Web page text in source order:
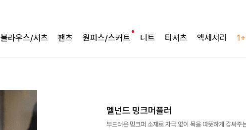
블라우스/셔츠 팬츠 원피스/스커트 니트 티셔츠 액세서리
멜넌드 밍크머플러
부드러운 밍크퍼 소재로 자극 없이 목을 따뜻하게 감싸